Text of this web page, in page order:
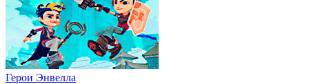
Герои Энвелла